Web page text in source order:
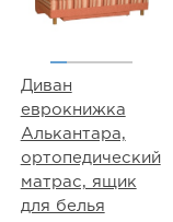
Диван
еврокнижка
Алькантара,
ортопедический
матрас, ящик
для белья